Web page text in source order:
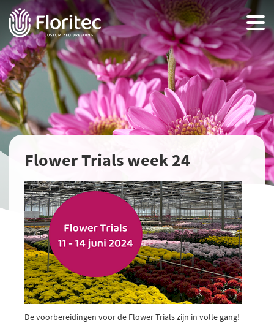
Flower Trials week 24
De voorbereidingen voor de Flower Trials zijn in volle gang!